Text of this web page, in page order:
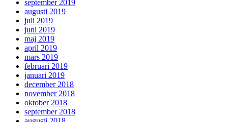
september 2019
augusti 2019
juli 2019
juni 2019
maj 2019
april 2019
mars 2019
februari 2019
januari 2019
december 2018
november 2018
oktober 2018
september 2018